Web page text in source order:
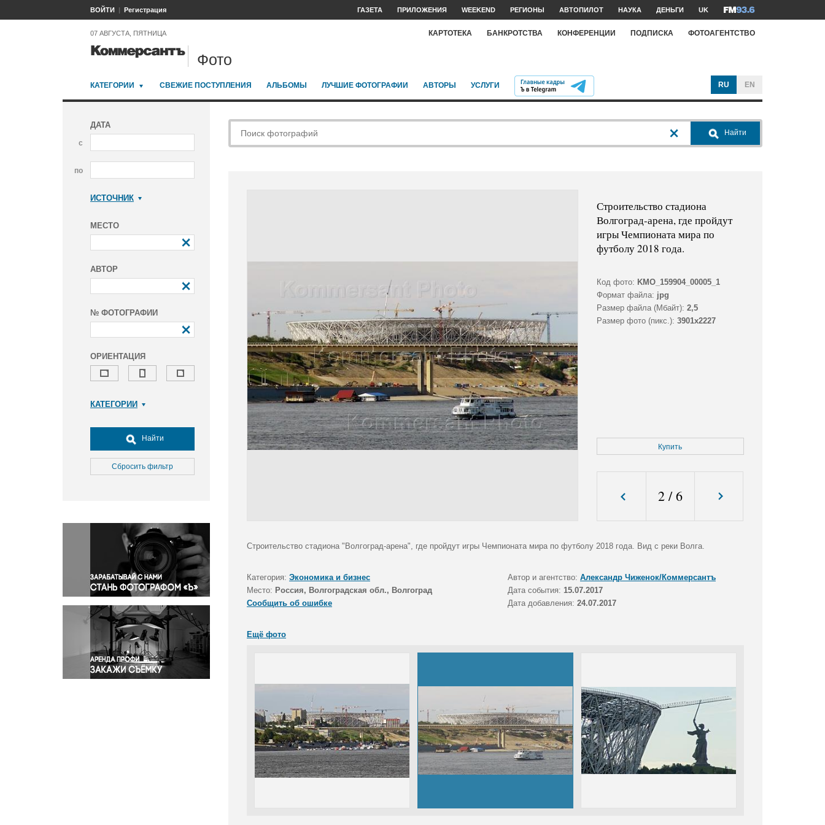
ВОЙТИ Регистрация ГАЗЕТА ПРИЛОЖЕНИЯ WEEKEND РЕГИОНЫ АВТОПИЛОТ НАУКА ДЕНЬГИ UK
07 АВГУСТА, ПЯТНИЦА КАРТОТЕКА БАНКРОТСТВА КОНФЕРЕНЦИИ ПОДПИСКА ФОТОАГЕНТСТВО
Фото
КАТЕГОРИИ СВЕЖИЕ ПОСТУПЛЕНИЯ АЛЬБОМЫ ЛУЧШИЕ ФОТОГРАФИИ АВТОРЫ УСЛУГИ RU EN
ДАТА
с
по
ИСТОЧНИК
МЕСТО
АВТОР
№ ФОТОГРАФИИ
ОРИЕНТАЦИЯ
КАТЕГОРИИ
Досуг, туризм и отдых
Культура
Медицина
Окружающая среда
Политика
Правосудие
Происшествия и конфликты
Религия
Светская жизнь
Спорт
Экология
Экономика и бизнес
Найти
Сбросить фильтр
Найти
Строительство стадиона
Волгоград-арена, где пройдут
игры Чемпионата мира по
футболу 2018 года.
Код фото: KMO_159904_00005_1
Формат файла: jpg
Размер файла (Мбайт): 2,5
Размер фото (пикс.): 3901x2227
Купить
2/6
Строительство стадиона "Волгоград-арена", где пройдут игры Чемпионата мира по футболу 2018 года. Вид с реки Волга.
Категория: Экономика и бизнес Автор и агентство: Александр Чиженок/Коммерсантъ
Место: Россия, Волгоградская обл., Волгоград Дата события: 15.07.2017
Сообщить об ошибке
Дата добавления: 24.07.2017
Ещё фото